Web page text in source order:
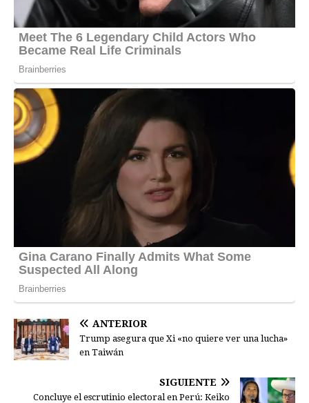
ANTERIOR
Trump asegura que Xi «no quiere ver una lucha»
en Taiwán
SIGUIENTE
Concluye el escrutinio electoral en Perú: Keiko